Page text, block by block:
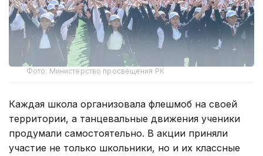
Фото: Министерство просвещения РК
Каждая школа организовала флешмоб на своей
территории, а танцевальные движения ученики
продумали самостоятельно. В акции приняли
участие не только школьники, но и их классные